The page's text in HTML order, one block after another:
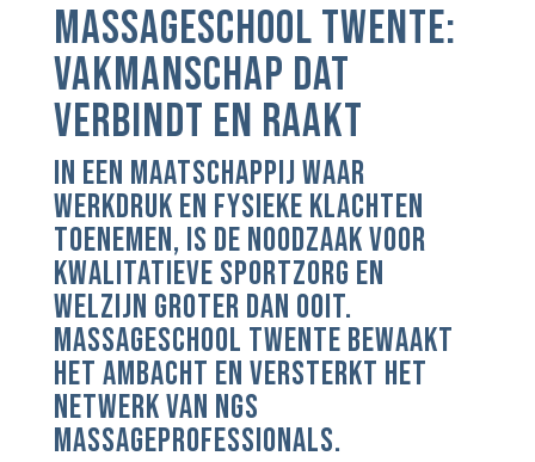
MASSAGESCHOOL TWENTE:
VAKMANSCHAP DAT
VERBINDT EN RAAKT
In een maatschappij waar
werkdruk en fysieke klachten
toenemen, is de noodzaak voor
kwalitatieve sportzorg en
welzijn groter dan ooit.
Massageschool Twente bewaakt
het ambacht en versterkt het
netwerk van NGS
massageprofessionals.